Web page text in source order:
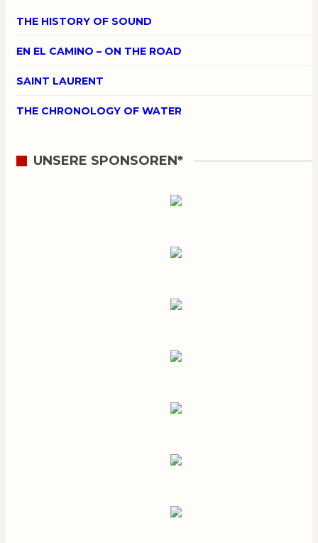
THE HISTORY OF SOUND
EN EL CAMINO – ON THE ROAD
SAINT LAURENT
THE CHRONOLOGY OF WATER
UNSERE SPONSOREN*